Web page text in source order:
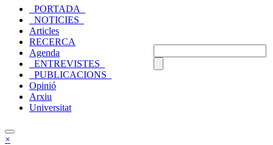
_PORTADA_
_NOTICIES_
Articles
RECERCA
Agenda
_ENTREVISTES_
_PUBLICACIONS_
Opinió
Arxiu
Universitat
×